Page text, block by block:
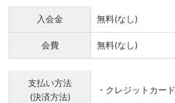
入会金 無料(なし)
会費 無料(なし)
支払い方法
(決済方法)
・クレジットカード